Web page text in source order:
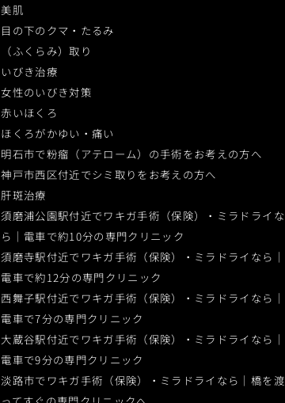
美肌
目の下のクマ・たるみ
（ふくらみ）取り
いびき治療
女性のいびき対策
赤いほくろ
ほくろがかゆい・痛い
明石市で粉瘤（アテローム）の手術をお考えの方へ
神戸市西区付近でシミ取りをお考えの方へ
肝斑治療
須磨浦公園駅付近でワキガ手術（保険）・ミラドライな
ら｜電車で約10分の専門クリニック
須磨寺駅付近でワキガ手術（保険）・ミラドライなら｜
電車で約12分の専門クリニック
西舞子駅付近でワキガ手術（保険）・ミラドライなら｜
電車で7分の専門クリニック
大蔵谷駅付近でワキガ手術（保険）・ミラドライなら｜
電車で9分の専門クリニック
淡路市でワキガ手術（保険）・ミラドライなら｜橋を渡